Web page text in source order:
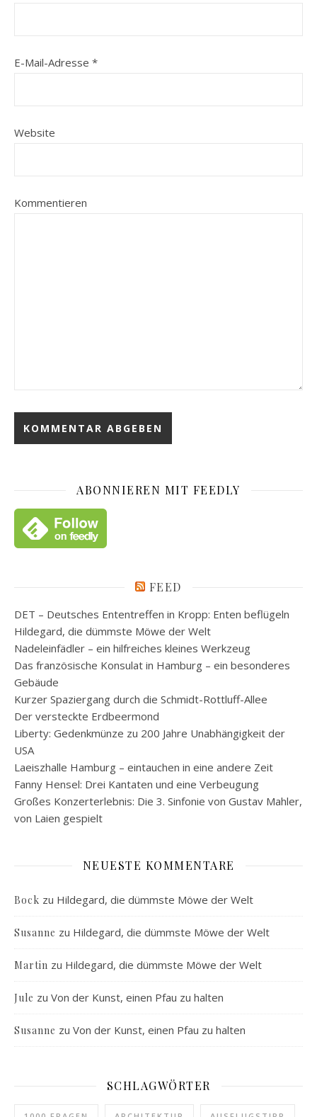
E-Mail-Adresse *
Website
Kommentieren
ABONNIEREN MIT FEEDLY
FEED
DET – Deutsches Ententreffen in Kropp: Enten beflügeln
Hildegard, die dümmste Möwe der Welt
Nadeleinfädler – ein hilfreiches kleines Werkzeug
Das französische Konsulat in Hamburg – ein besonderes
Gebäude
Kurzer Spaziergang durch die Schmidt-Rottluff-Allee
Der versteckte Erdbeermond
Liberty: Gedenkmünze zu 200 Jahre Unabhängigkeit der
USA
Laeiszhalle Hamburg – eintauchen in eine andere Zeit
Fanny Hensel: Drei Kantaten und eine Verbeugung
Großes Konzerterlebnis: Die 3. Sinfonie von Gustav Mahler,
von Laien gespielt
NEUESTE KOMMENTARE
Bock zu Hildegard, die dümmste Möwe der Welt
Susanne zu Hildegard, die dümmste Möwe der Welt
Martin zu Hildegard, die dümmste Möwe der Welt
Jule zu Von der Kunst, einen Pfau zu halten
Susanne zu Von der Kunst, einen Pfau zu halten
SCHLAGWÖRTER